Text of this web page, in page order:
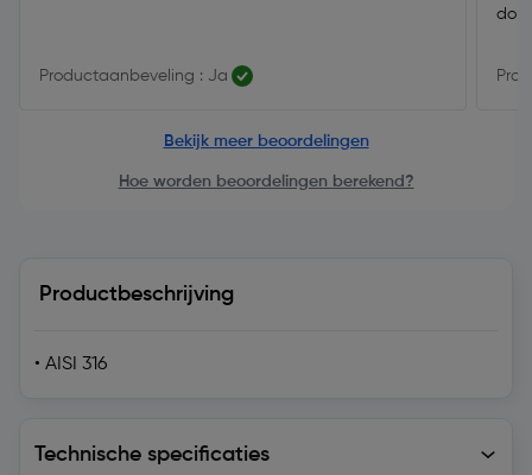
Productaanbeveling : Ja
dop
Bekijk meer beoordelingen
Hoe worden beoordelingen berekend?
Productbeschrijving
• AISI 316
Technische specificaties